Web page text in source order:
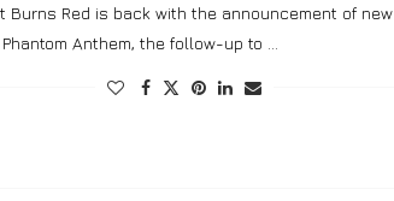
Burns Red is back with the announcement of new
Anthem, the follow-up to …